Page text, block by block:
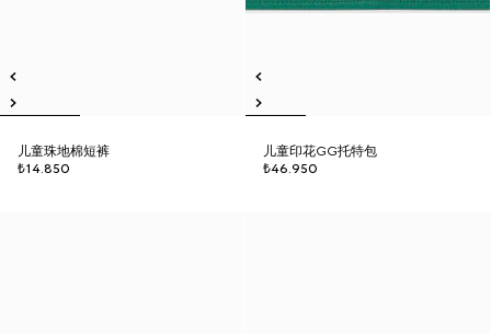
儿童珠地棉短裤
₺14.850
儿童印花GG托特包
₺46.950